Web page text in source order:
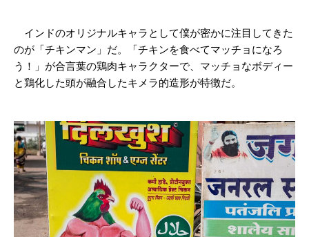
インドのオリジナルキャラとして僕が密かに注目してきた
のが「チキンマン」だ。「チキンを食べてマッチョになろ
う！」が合言葉の鶏肉キャラクターで、マッチョなボディー
と鶏化した頭が融合したキメラ的造形が特徴だ。